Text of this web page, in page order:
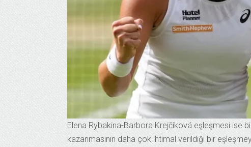
Elena Rybakina-Barbora Krejčíková eşleşmesi ise
kazanmasının daha çok ihtimal verildiği bir